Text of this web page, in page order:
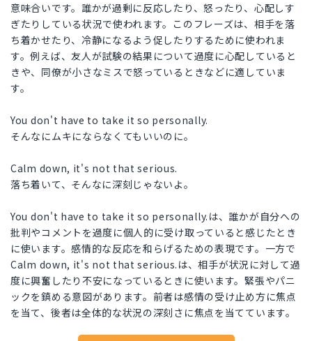
意味合いです。誰かが過剰に反応したり、怒ったり、心配しす
ぎたりしている状況で使われます。このフレーズは、相手を落
ち着かせたり、冷静になるよう促したりするために使われま
す。例えば、友人が試験の結果について過度に心配していると
きや、同僚が小さなミスで怒っているときなどに適していま
す。
You don't have to take it so personally.
そんなにムキにならなくてもいいのに。
Calm down, it's not that serious.
落ち着いて、そんなに深刻じゃないよ。
You don't have to take it so personally.は、誰かが自分への
批判やコメントを過度に個人的に受け取っていると感じたとき
に使います。感情的な反応を和らげるための表現です。一方で
Calm down, it's not that serious.は、相手が状況に対して過
度に興奮したり不安になっているときに使います。緊張やパニ
ックを鎮める意図があります。前者は感情の受け止め方に焦点
を当て、後者は全体的な状況の深刻さに焦点を当てています。